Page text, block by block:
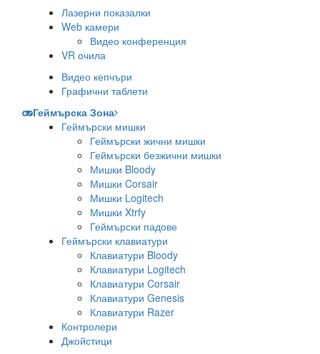
Лазерни показалки
Web камери
Видео конференция
VR очила
Видео кепчъри
Графични таблети
Геймърска Зона
Геймърски мишки
Геймърски жични мишки
Геймърски безжични мишки
Мишки Bloody
Мишки Corsair
Мишки Logitech
Мишки Xtrfy
Геймърски падове
Геймърски клавиатури
Клавиатури Bloody
Клавиатури Logitech
Клавиатури Corsair
Клавиатури Genesis
Клавиатури Razer
Контролери
Джойстици